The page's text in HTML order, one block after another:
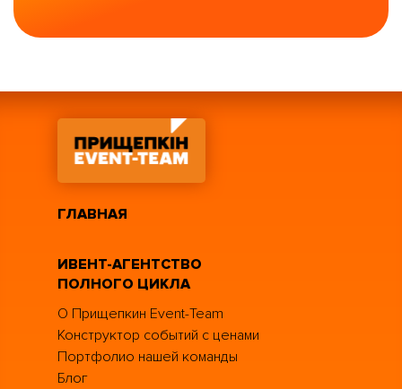
Мероприятия за рубежом (MICE)
мероприятия
Спортивные соревнования и
чемпионаты
ГЛАВНАЯ
ИВЕНТ-АГЕНТСТВО
ПОЛНОГО ЦИКЛА
О Прищепкин Event-Team
Конструктор событий с ценами
Портфолио нашей команды
Блог